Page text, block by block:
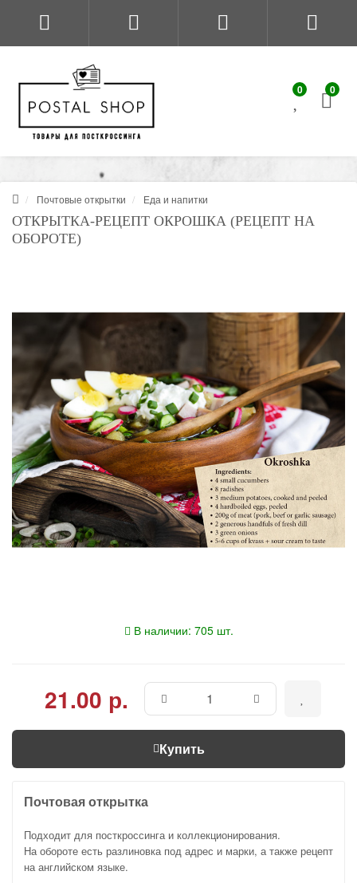
0 0
Почтовые открытки Еда и напитки
ОТКРЫТКА-РЕЦЕПТ ОКРОШКА (РЕЦЕПТ НА
ОБОРОТЕ)
В наличии: 705 шт.
21.00 р.
Купить
Почтовая открытка
Подходит для посткроссинга и коллекционирования.
На обороте есть разлиновка под адрес и марки, а также рецепт
на английском языке.